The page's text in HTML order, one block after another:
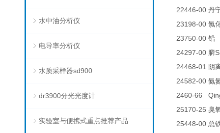
水中油分析仪
电导率分析仪
水质采样器sd900
dr3900分光光度计
实验室与便携式重点推荐产品
22446-00 丹
23198-00 氯
23750-00 铅
24297-00 膦
24468-01
阴
24582-00 氨
2460-66
25170-25 臭
25448-00 总